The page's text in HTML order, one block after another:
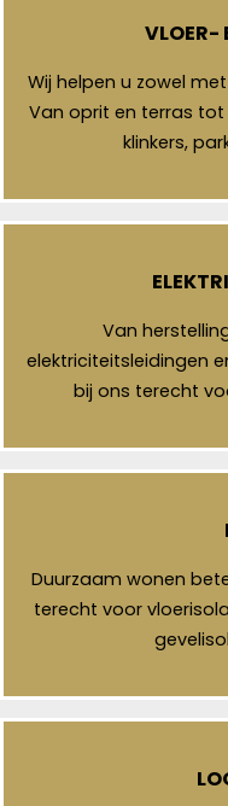
VLOER-
Wij helpen u zowel
Van oprit en terras
klinkers,
Van
elektriciteitsleidingen
bij ons terecht
Duurzaam wonen
terecht voor